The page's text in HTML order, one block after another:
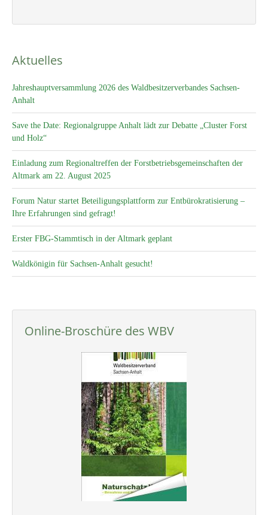
Aktuelles
Jahreshauptversammlung 2026 des Waldbesitzerverbandes Sachsen-
Anhalt
Save the Date: Regionalgruppe Anhalt lädt zur Debatte „Cluster Forst
und Holz“
Einladung zum Regionaltreffen der Forstbetriebsgemeinschaften der
Altmark am 22. August 2025
Forum Natur startet Beteiligungsplattform zur Entbürokratisierung –
Ihre Erfahrungen sind gefragt!
Erster FBG-Stammtisch in der Altmark geplant
Waldkönigin für Sachsen-Anhalt gesucht!
Online-Broschüre des WBV